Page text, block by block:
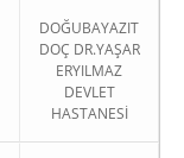
DOĞUBAYAZIT
DOÇ DR.YAŞAR
ERYILMAZ
DEVLET
HASTANESİ